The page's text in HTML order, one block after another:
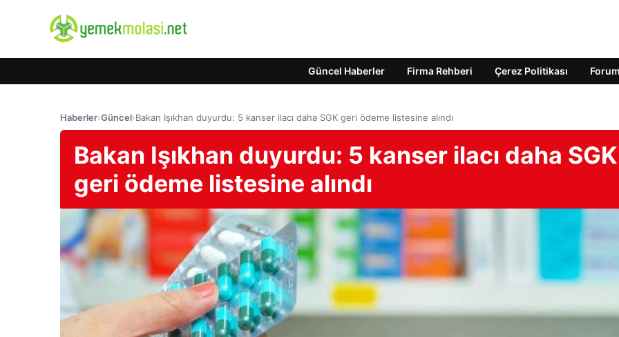
Güncel Haberler Firma Rehberi Çerez Politikası Forum
Haberler›Güncel›Bakan Işıkhan duyurdu: 5 kanser ilacı daha SGK geri ödeme listesine alındı
Bakan Işıkhan duyurdu: 5 kanser ilacı daha SGK
geri ödeme listesine alındı